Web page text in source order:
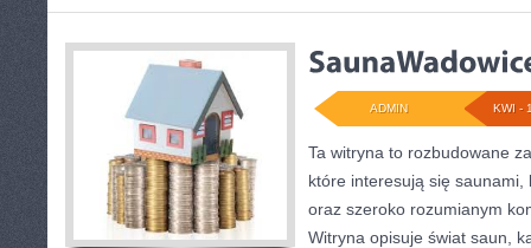
KWI -
ADMIN
Ta witryna to rozbudowane
które interesują się
oraz szeroko rozumianym
Witryna opisuje świat saun,